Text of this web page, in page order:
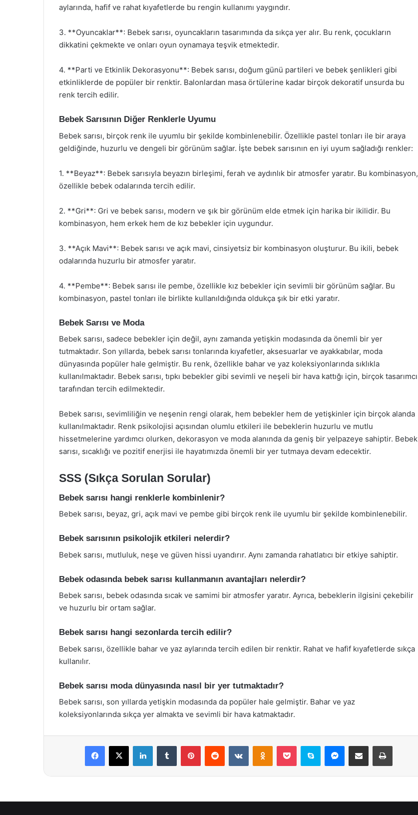
aylarında, hafif ve rahat kıyafetlerde bu rengin kullanımı yaygındır.
3. **Oyuncaklar**: Bebek sarısı, oyuncakların tasarımında da sıkça yer alır. Bu renk, çocukların
dikkatini çekmekte ve onları oyun oynamaya teşvik etmektedir.
4. **Parti ve Etkinlik Dekorasyonu**: Bebek sarısı, doğum günü partileri ve bebek şenlikleri gibi
etkinliklerde de popüler bir renktir. Balonlardan masa örtülerine kadar birçok dekoratif unsurda bu
renk tercih edilir.
Bebek Sarısının Diğer Renklerle Uyumu
Bebek sarısı, birçok renk ile uyumlu bir şekilde kombinlenebilir. Özellikle pastel tonları ile bir araya
geldiğinde, huzurlu ve dengeli bir görünüm sağlar. İşte bebek sarısının en iyi uyum sağladığı renkler:
1. **Beyaz**: Bebek sarısıyla beyazın birleşimi, ferah ve aydınlık bir atmosfer yaratır. Bu kombinasyon,
özellikle bebek odalarında tercih edilir.
2. **Gri**: Gri ve bebek sarısı, modern ve şık bir görünüm elde etmek için harika bir ikilidir. Bu
kombinasyon, hem erkek hem de kız bebekler için uygundur.
3. **Açık Mavi**: Bebek sarısı ve açık mavi, cinsiyetsiz bir kombinasyon oluşturur. Bu ikili, bebek
odalarında huzurlu bir atmosfer yaratır.
4. **Pembe**: Bebek sarısı ile pembe, özellikle kız bebekler için sevimli bir görünüm sağlar. Bu
kombinasyon, pastel tonları ile birlikte kullanıldığında oldukça şık bir etki yaratır.
Bebek Sarısı ve Moda
Bebek sarısı, sadece bebekler için değil, aynı zamanda yetişkin modasında da önemli bir yer
tutmaktadır. Son yıllarda, bebek sarısı tonlarında kıyafetler, aksesuarlar ve ayakkabılar, moda
dünyasında popüler hale gelmiştir. Bu renk, özellikle bahar ve yaz koleksiyonlarında sıklıkla
kullanılmaktadır. Bebek sarısı, tıpkı bebekler gibi sevimli ve neşeli bir hava kattığı için, birçok tasarımcı
tarafından tercih edilmektedir.
Bebek sarısı, sevimliliğin ve neşenin rengi olarak, hem bebekler hem de yetişkinler için birçok alanda
kullanılmaktadır. Renk psikolojisi açısından olumlu etkileri ile bebeklerin huzurlu ve mutlu
hissetmelerine yardımcı olurken, dekorasyon ve moda alanında da geniş bir yelpazeye sahiptir. Bebek
sarısı, sıcaklığı ve pozitif enerjisi ile hayatımızda önemli bir yer tutmaya devam edecektir.
SSS (Sıkça Sorulan Sorular)
Bebek sarısı hangi renklerle kombinlenir?
Bebek sarısı, beyaz, gri, açık mavi ve pembe gibi birçok renk ile uyumlu bir şekilde kombinlenebilir.
Bebek sarısının psikolojik etkileri nelerdir?
Bebek sarısı, mutluluk, neşe ve güven hissi uyandırır. Aynı zamanda rahatlatıcı bir etkiye sahiptir.
Bebek odasında bebek sarısı kullanmanın avantajları nelerdir?
Bebek sarısı, bebek odasında sıcak ve samimi bir atmosfer yaratır. Ayrıca, bebeklerin ilgisini çekebilir
ve huzurlu bir ortam sağlar.
Bebek sarısı hangi sezonlarda tercih edilir?
Bebek sarısı, özellikle bahar ve yaz aylarında tercih edilen bir renktir. Rahat ve hafif kıyafetlerde sıkça
kullanılır.
Bebek sarısı moda dünyasında nasıl bir yer tutmaktadır?
Bebek sarısı, son yıllarda yetişkin modasında da popüler hale gelmiştir. Bahar ve yaz
koleksiyonlarında sıkça yer almakta ve sevimli bir hava katmaktadır.
Facebook
X LinkedInTumblr PinterestReddit VKontakteOdnoklassniki
Pocket Skype Messenger
E-Posta ile paylaş Yazdır